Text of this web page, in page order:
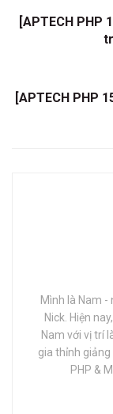
[APTECH PHP
[APTECH PHP
Mình là Nam -
Nick. Hiện
Nam với vị trí
gia thỉnh giảng
PHP &